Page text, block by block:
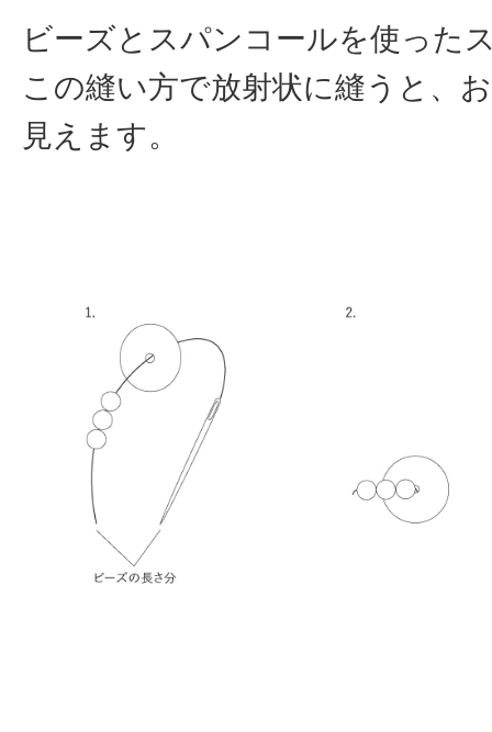
ビーズとスパンコールを使った
この縫い方で放射状に縫うと、
見えます。